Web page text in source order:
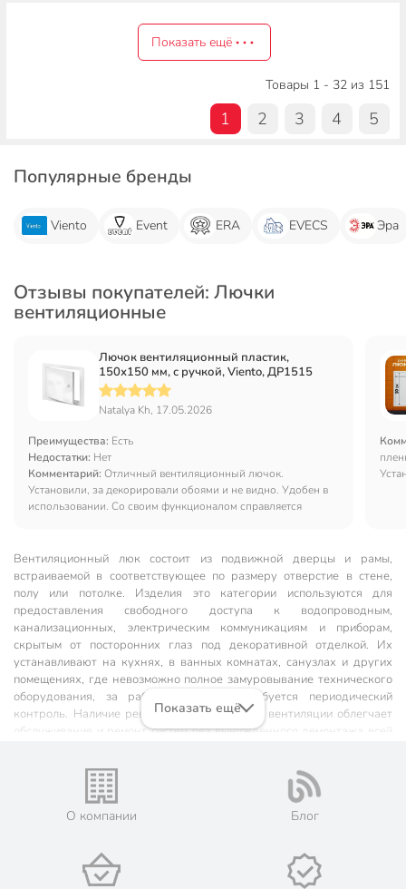
Показать ещё
Товары 1 - 32 из 151
1 2 3 4 5
Популярные бренды
Viento Event ERA EVECS Эра
Отзывы покупателей: Лючки
вентиляционные
Лючок вентиляционный пластик,
150х150 мм, с ручкой, Viento, ДР1515
Natalya Kh, 17.05.2026
Преимущества: Есть
Недостатки: Нет
Комментарий: Отличный вентиляционный лючок.
Установили, за декорировали обоями и не видно. Удобен в
использовании. Со своим функционалом справляется
Вентиляционный люк состоит из подвижной дверцы и рамы,
встраиваемой в соответствующее по размеру отверстие в стене,
полу или потолке. Изделия это категории используются для
предоставления свободного доступа к водопроводным,
канализационных, электрическим коммуникациям и приборам,
скрытым от посторонних глаз под декоративной отделкой. Их
устанавливают на кухнях, в ванных комнатах, санузлах и других
помещениях, где невозможно полное замуровывание технического
оборудования, за работой которого требуется периодический
контроль. Наличие ревизионных люков для вентиляции облегчает
обслуживание и ремонт систем без вынужденного демонтажа всей
Наш ассортимент
вентиляционных лючков, предназначенных для маскировки
ревизионных отверстий круглой, прямоугольной или квадратной
Показать ещё
О компании Блог